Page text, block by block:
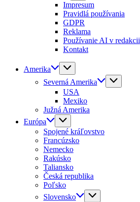
Impresum
Pravidlá používania
GDPR
Reklama
Používanie AI v redakcii
Kontakt
Amerika
Severná Amerika
USA
Mexiko
Južná Amerika
Európa
Spojené kráľovstvo
Francúzsko
Nemecko
Rakúsko
Taliansko
Česká republika
Poľsko
Slovensko